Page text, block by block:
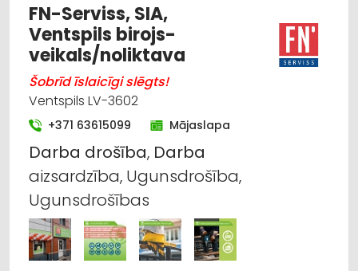
FN-Serviss, SIA,
Ventspils birojs-
veikals/noliktava
Šobrīd īslaicīgi slēgts!
Ventspils LV-3602
+371 63615099 Mājaslapa
Darba drošība, Darba
aizsardzība, Ugunsdrošība,
Ugunsdrošības